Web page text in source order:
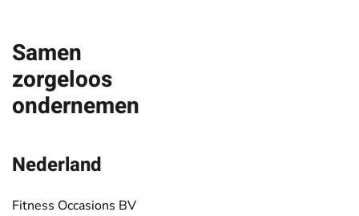
Samen
zorgeloos
ondernemen
Nederland
Fitness Occasions BV